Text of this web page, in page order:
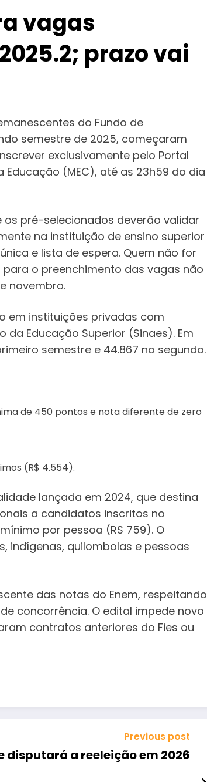
vagas
prazo vai
do Fundo de
semestre de 2025, começaram
exclusivamente pelo Portal
Educação (MEC), até as 23h59 do dia
pré-selecionados deverão validar
na instituição de ensino superior
e lista de espera. Quem não for
o preenchimento das vagas não
novembro.
em instituições privadas com
Educação Superior (Sinaes). Em
semestre e 44.867 no segundo.
de 450 pontos e nota diferente de zero
(R$ 4.554).
lançada em 2024, que destina
a candidatos inscritos no
por pessoa (R$ 759). O
indígenas, quilombolas e pessoas
das notas do Enem, respeitando
concorrência. O edital impede novo
contratos anteriores do Fies ou
Previous post
disputará a reeleição em 2026